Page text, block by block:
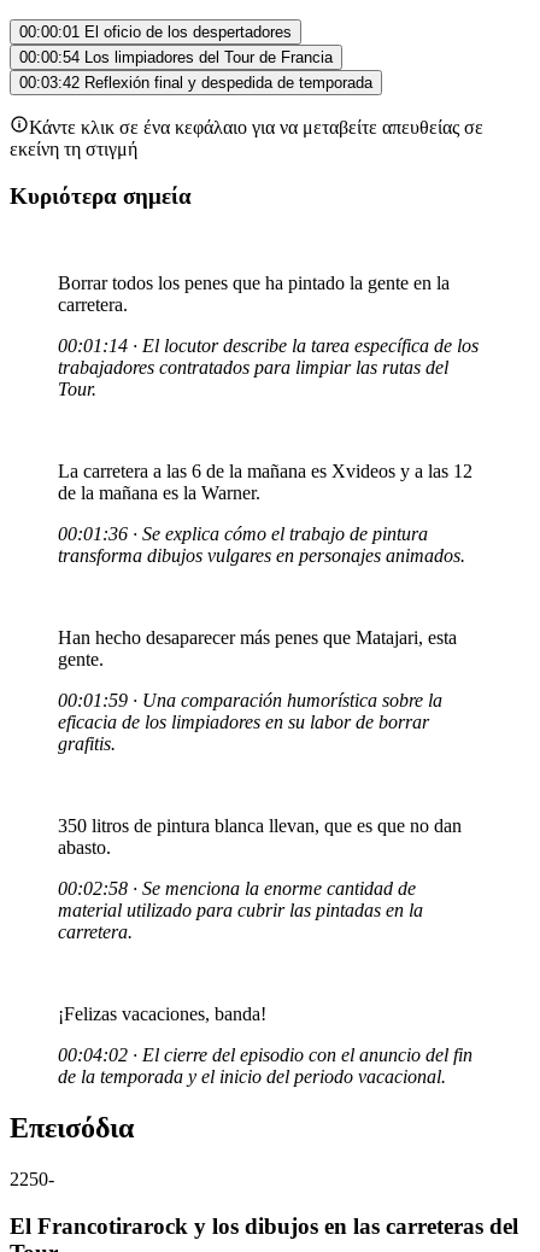
00:00:01 El oficio de los despertadores
00:00:54
Los limpiadores del Tour de Francia
00:03:42 Reflexión final y despedida de temporada
Κάντε κλικ σε ένα κεφάλαιο για να μεταβείτε απευθείας σε
εκείνη τη στιγμή
Κυριότερα σημεία
Borrar todos los penes que ha pintado la gente en la
carretera.
00:01:14 · El locutor describe la tarea específica de los
trabajadores contratados para limpiar las rutas del
Tour.
La carretera a las 6 de la mañana es Xvideos y a las 12
de la mañana es la Warner.
00:01:36 · Se explica cómo el trabajo de pintura
transforma dibujos vulgares en personajes animados.
Han hecho desaparecer más penes que Matajari, esta
gente.
00:01:59 · Una comparación humorística sobre la
eficacia de los limpiadores en su labor de borrar
grafitis.
350 litros de pintura blanca llevan, que es que no dan
abasto.
00:02:58 · Se menciona la enorme cantidad de
material utilizado para cubrir las pintadas en la
carretera.
¡Felizas vacaciones, banda!
00:04:02 · El cierre del episodio con el anuncio del fin
de la temporada y el inicio del periodo vacacional.
Επεισόδια
2250-
El Francotirarock y los dibujos en las carreteras del